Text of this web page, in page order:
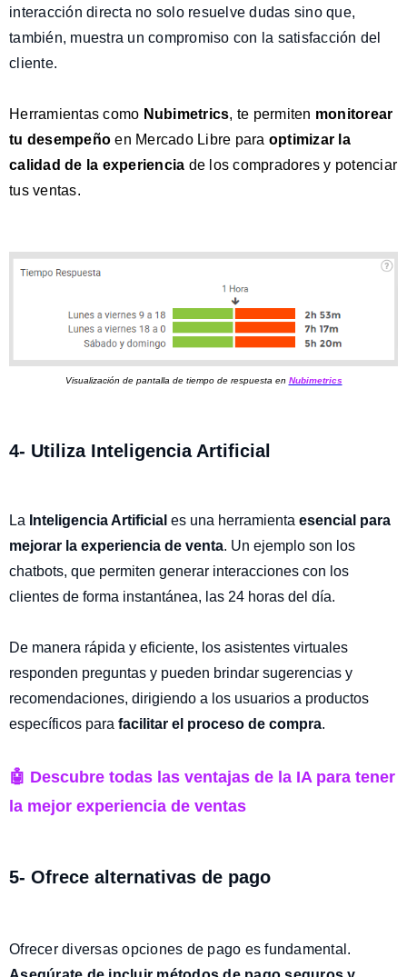
interacción directa no solo resuelve dudas sino que,
también, muestra un compromiso con la satisfacción del
cliente.
Herramientas como Nubimetrics, te permiten monitorear
tu desempeño en Mercado Libre para optimizar la
calidad de la experiencia de los compradores y potenciar
tus ventas.
Visualización de pantalla de tiempo de respuesta en Nubimetrics
4- Utiliza Inteligencia Artificial
La Inteligencia Artificial es una herramienta esencial para
mejorar la experiencia de venta. Un ejemplo son los
chatbots, que permiten generar interacciones con los
clientes de forma instantánea, las 24 horas del día.
De manera rápida y eficiente, los asistentes virtuales
responden preguntas y pueden brindar sugerencias y
recomendaciones, dirigiendo a los usuarios a productos
específicos para facilitar el proceso de compra.
🤖 Descubre todas las ventajas de la IA para tener
la mejor experiencia de ventas
5- Ofrece alternativas de pago
Ofrecer diversas opciones de pago es fundamental.